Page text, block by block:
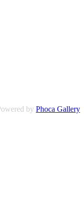
by Phoca Gallery